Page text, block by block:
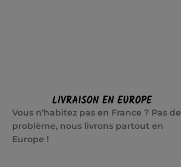
LIVRAISON EN EUROPE
Vous n’habitez pas en France ? Pas de
problème, nous livrons partout en
Europe !